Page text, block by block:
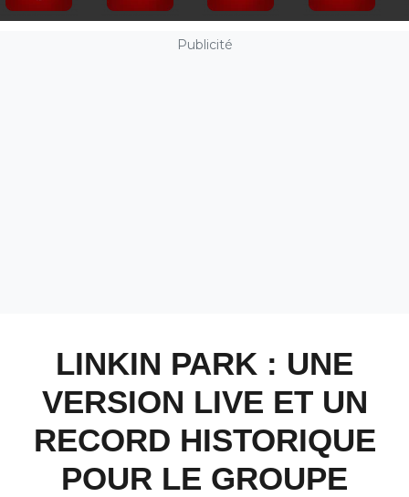
Publicité
LINKIN PARK : UNE
VERSION LIVE ET UN
RECORD HISTORIQUE
POUR LE GROUPE